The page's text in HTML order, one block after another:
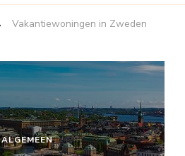
Vakantiewoningen in Zweden
ALGEMEEN